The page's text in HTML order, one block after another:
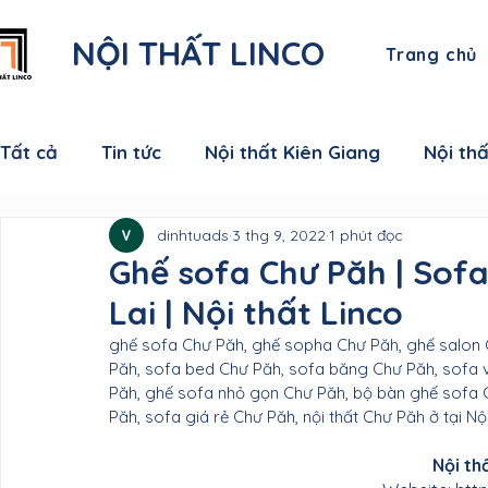
NỘI THẤT LINCO Trang chủ
Tất cả Tin tức Nội thất Kiên Giang Nội
Nội thất Cà Mau Nội thất Đồng Tháp
Nội thất Sóc Trăng Nội thất Hậu Giang
Nội thất Vĩnh Long Nội thất Bến Tre Nội
Ghế sofa Chư Păh |
Lai | Nội thất Linco
dinhtuads 3 thg 9, 2022 1 phút đọc
ghế sofa Chư Păh, ghế sopha Chư Păh, ghế
Păh, sofa bed Chư Păh, sofa băng Chư Păh,
Păh, ghế sofa nhỏ gọn Chư Păh, bộ bàn ghế sofa
Păh, sofa giá rẻ Chư Păh, nội thất Chư Păh ở tại
Nội